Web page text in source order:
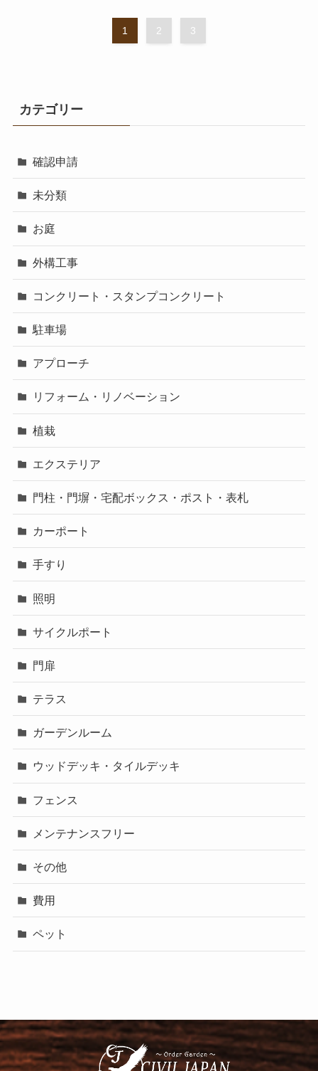
1 2 3
カテゴリー
確認申請
未分類
お庭
外構工事
コンクリート・スタンプコンクリート
駐車場
アプローチ
リフォーム・リノベーション
植栽
エクステリア
門柱・門塀・宅配ボックス・ポスト・表札
カーポート
手すり
照明
サイクルポート
門扉
テラス
ガーデンルーム
ウッドデッキ・タイルデッキ
フェンス
メンテナンスフリー
その他
費用
ペット